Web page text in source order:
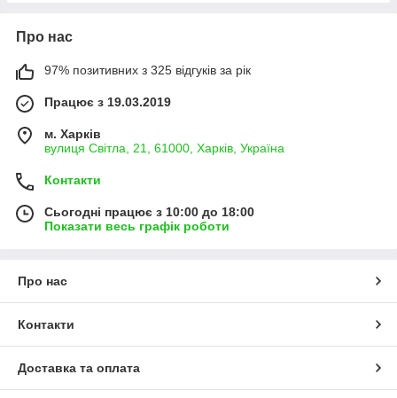
Про нас
97% позитивних з 325 відгуків за рік
Працює з 19.03.2019
м. Харків
вулиця Світла, 21, 61000, Харків, Україна
Контакти
Сьогодні працює з 10:00 до 18:00
Показати весь графік роботи
Про нас
Контакти
Доставка та оплата